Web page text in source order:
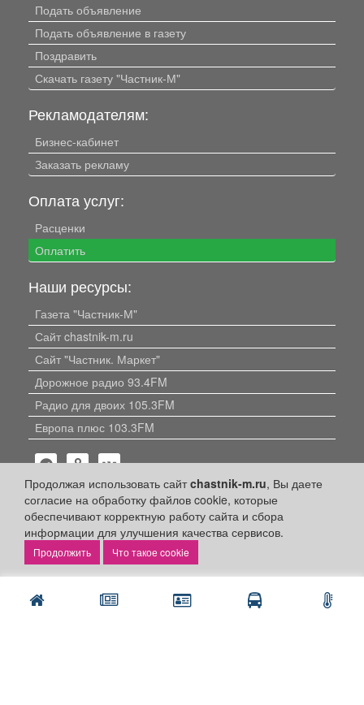
Продолжая использовать сайтchastnik-m.ru, Вы даете
согласие на обработку файлов cookie, которые
обеспечивают корректную работу сайта и сбора
информации для улучшения качества сервисов.
Что такое cookie
Подать объявление
Подать объявление в газету
Поздравить
Скачать газету "Частник-М"
Рекламодателям:
Бизнес-кабинет
Заказать рекламу
Оплата услуг:
Расценки
Оплатить
Наши ресурсы:
Газета "Частник-М"
Сайт chastnik-m.ru
Сайт "Частник. Маркет"
Дорожное радио 93.4FM
Радио для двоих 105.3FM
Европа плюс 103.3FM
Политика конфиденциальности
Публикации с пометкой «Реклама», «На правах рекламы»,
«Партнёрский проект» оплачены рекламодателем.
Редакция сайта не несет ответственности за достоверность
информации, содержащейся в рекламных материалах и